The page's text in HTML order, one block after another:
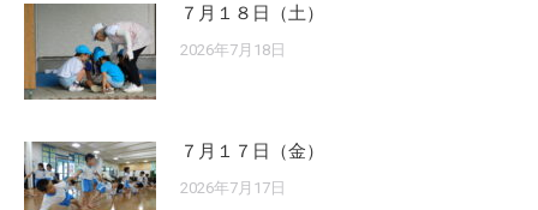
７月１８日（土）
2026年7月18日
７月１７日（金）
2026年7月17日